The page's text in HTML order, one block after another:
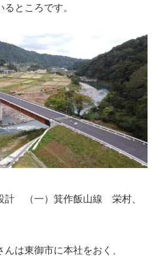
ところです。
計 （一）箕作飯山線 栄村、
は東御市に本社をおく、